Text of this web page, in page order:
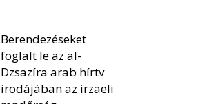
Berendezéseket
foglalt le az al-
Dzsazíra arab hírtv
irodájában az irzaeli